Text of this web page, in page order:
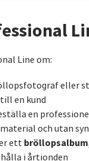
Line om:
eller
en kund
en
och utan
ett
i årtionden